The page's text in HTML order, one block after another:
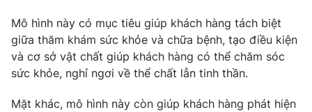
Liên hệ quảng cáo:024-7300.7108
Mô hình này có mục tiêu giúp khách hàng tách biệt
giữa thăm khám sức khỏe và chữa bệnh, tạo điều kiện
và cơ sở vật chất giúp khách hàng có thể chăm sóc
sức khỏe, nghỉ ngơi về thể chất lẫn tinh thần.
Mặt khác, mô hình này còn giúp khách hàng phát hiện